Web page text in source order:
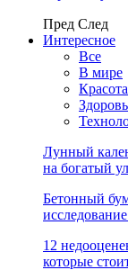
Пред След
Интересное
Все
В мире
Красота
Лунный
на богатый
Бетонный
12
которые